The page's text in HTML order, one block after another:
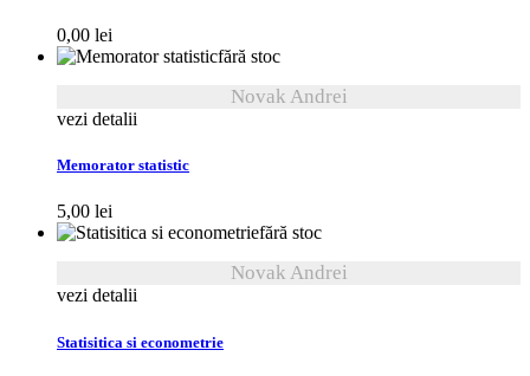
0,00 lei
fără stoc
Novak Andrei
vezi detalii
Memorator statistic
5,00 lei
fără stoc
Novak Andrei
vezi detalii
Statisitica si econometrie